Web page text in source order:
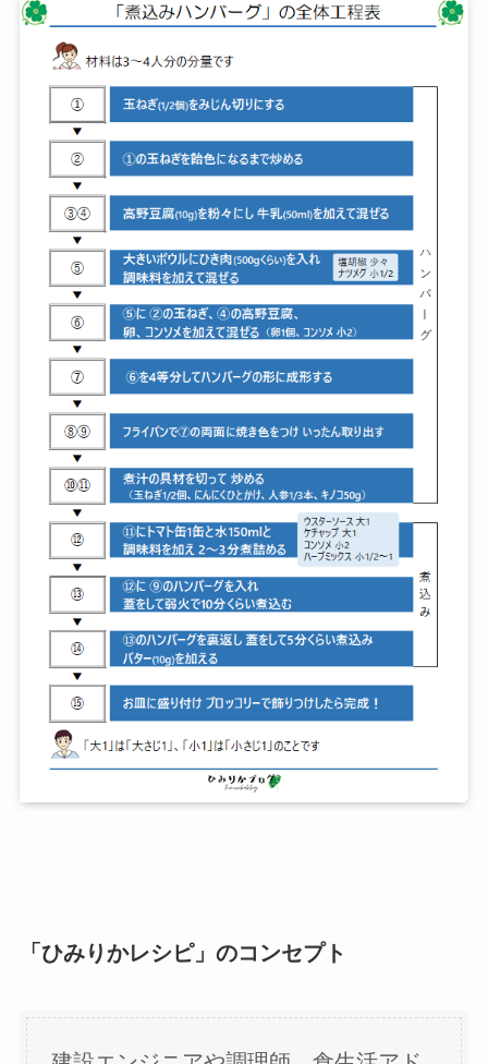
「ひみりかレシピ」のコンセプト